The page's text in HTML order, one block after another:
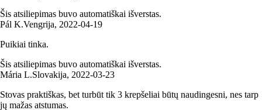
Šis atsiliepimas buvo automatiškai išverstas.
Pál K.Vengrija, 2022‑04‑19
Puikiai tinka.
Šis atsiliepimas buvo automatiškai išverstas.
Mária L.Slovakija, 2022‑03‑23
Stovas praktiškas, bet turbūt tik 3 krepšeliai būtų naudingesni, nes tarp
jų mažas atstumas.